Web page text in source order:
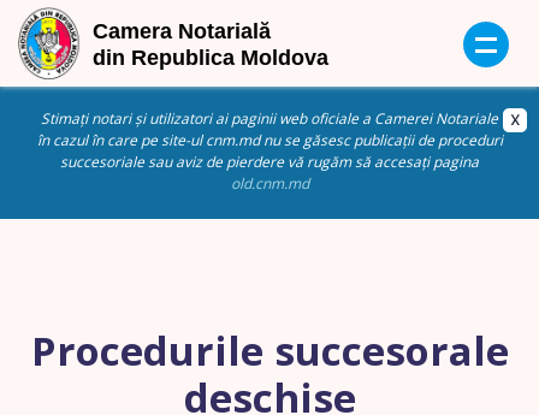
Stimați notari și utilizatori ai paginii web oficiale a Camerei Notariale
în cazul în care pe site-ul cnm.md nu se găsesc publicații de proceduri
succesoriale sau aviz de pierdere vă rugăm să accesați pagina
old.cnm.md
Procedurile succesorale
deschise